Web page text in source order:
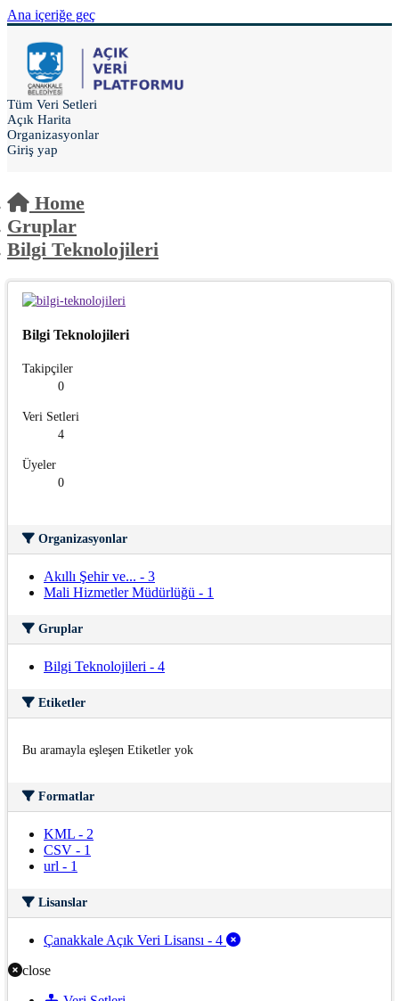
Ana içeriğe geç
Tüm Veri Setleri
Açık Harita
Organizasyonlar
Giriş yap
Home
Gruplar
Bilgi Teknolojileri
Bilgi Teknolojileri
Takipçiler
0
Veri Setleri
4
Üyeler
0
Organizasyonlar
Akıllı Şehir ve... - 3
Mali Hizmetler Müdürlüğü - 1
Gruplar
Bilgi Teknolojileri - 4
Etiketler
Bu aramayla eşleşen Etiketler yok
Formatlar
KML - 2
CSV - 1
url - 1
Lisanslar
Çanakkale Açık Veri Lisansı - 4
close